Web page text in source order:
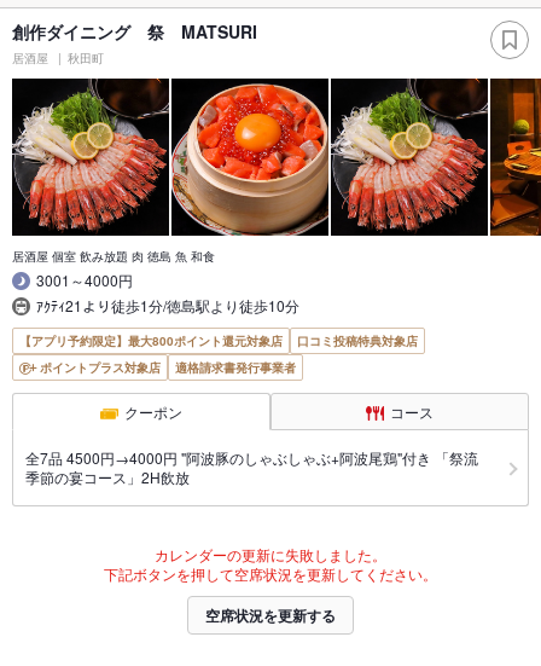
創作ダイニング 祭 MATSURI
居酒屋 秋田町
居酒屋 個室 飲み放題 肉 徳島 魚 和食
3001～4000円
ｱｸﾃｨ21より徒歩1分/徳島駅より徒歩10分
【アプリ予約限定】最大800ポイント還元対象店
口コミ投稿特典対象店
ポイントプラス対象店
適格請求書発行事業者
クーポン コース
全7品 4500円→4000円 "阿波豚のしゃぶしゃぶ+阿波尾鶏"付き 「祭流
季節の宴コース」2H飲放
カレンダーの更新に失敗しました。
下記ボタンを押して空席状況を更新してください。
空席状況を更新する